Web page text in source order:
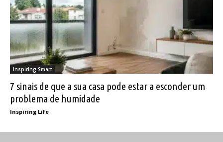
Inspiring Smart
7 sinais de que a sua casa pode estar a esconder um
problema de humidade
Inspiring Life